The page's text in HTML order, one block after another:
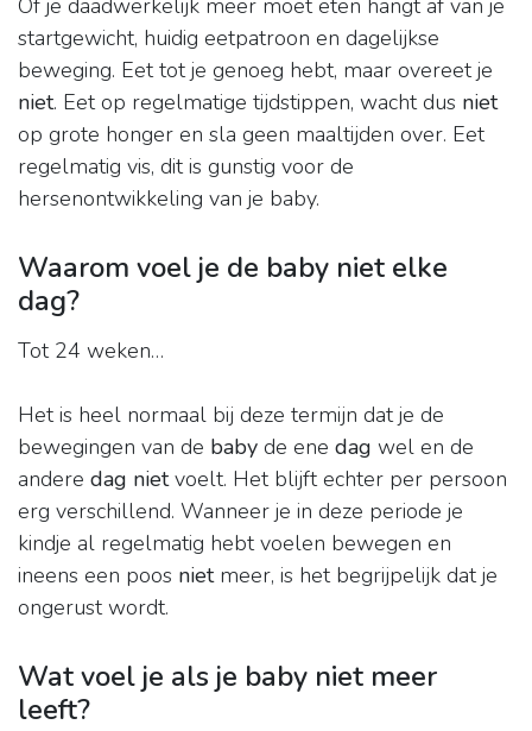
Of je daadwerkelijk meer moet eten hangt af van je
startgewicht, huidig eetpatroon en dagelijkse
beweging. Eet tot je genoeg hebt, maar overeet je
niet. Eet op regelmatige tijdstippen, wacht dus niet
op grote honger en sla geen maaltijden over. Eet
regelmatig vis, dit is gunstig voor de
hersenontwikkeling van je baby.
Waarom voel je de baby niet elke
dag?
Tot 24 weken…
Het is heel normaal bij deze termijn dat je de
bewegingen van de baby de ene dag wel en de
andere dag nietvoelt. Het blijft echter per persoon
erg verschillend. Wanneer je in deze periode je
kindje al regelmatig hebt voelen bewegen en
ineens een poos nietmeer, is het begrijpelijk dat je
ongerust wordt.
Wat voel je als je baby niet meer
leeft?